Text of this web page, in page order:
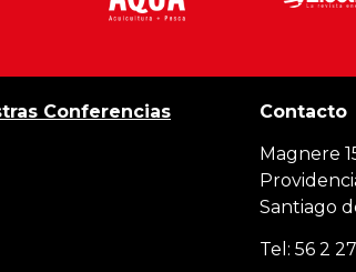
Conferencias Contacto
Magnere
Santiago
Tel: 56 2